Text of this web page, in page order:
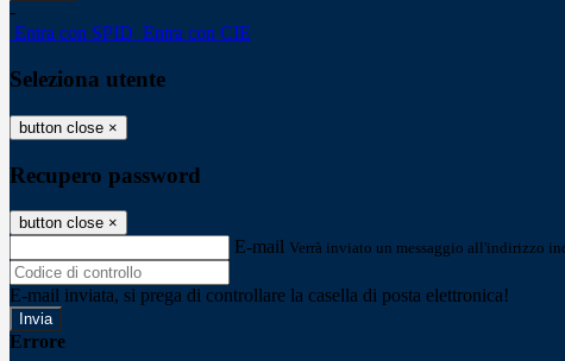
-
Entra con SPID Entra con CIE
Seleziona utente
button close ×
Recupero password
button close ×
E-mail Verrà inviato un messaggio all'indirizzo
E-mail inviata, si prega di controllare la casella di posta elettronica!
Errore